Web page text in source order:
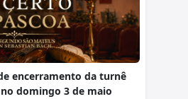
encerramento da turnê
domingo 3 de maio